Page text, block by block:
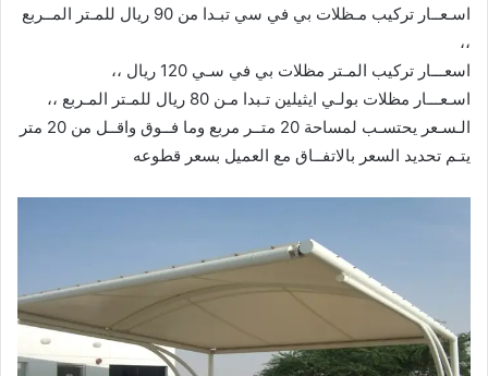
اسـعــار تركيب مـظلات بي في سي تبـدا من 90 ريال للمـتر المــربع
،،
اسعـــار تركيب المـتر مظلات بي في سـي 120 ريال ،،
اسـعـــار مظلات بولـي ايثيلين تـبدا مـن 80 ريال للمـتر المـربع ،،
الـسـعر يحتسـب لمساحة 20 متــر مربع وما فــوق واقــل من 20 متر
يتـم تحديد السعر بالاتفــاق مع العميل بسعر قطوعه